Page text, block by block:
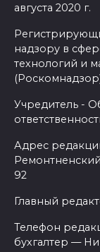
августа 2020 г.
надзору в
технологий и
Учредитель -
Адрес
92
Главный
Телефон
бухгалтер —